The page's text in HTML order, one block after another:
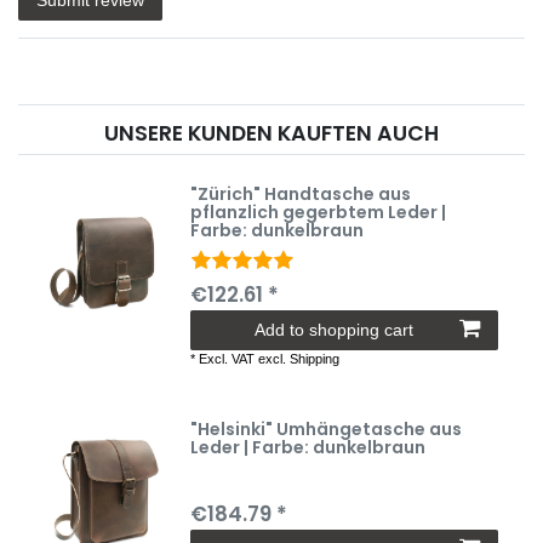
UNSERE KUNDEN KAUFTEN AUCH
"Zürich" Handtasche aus
pflanzlich gegerbtem Leder |
Farbe: dunkelbraun
€122.61 *
Add to shopping cart
* Excl. VAT excl.Shipping
"Helsinki" Umhängetasche aus
Leder | Farbe: dunkelbraun
€184.79 *